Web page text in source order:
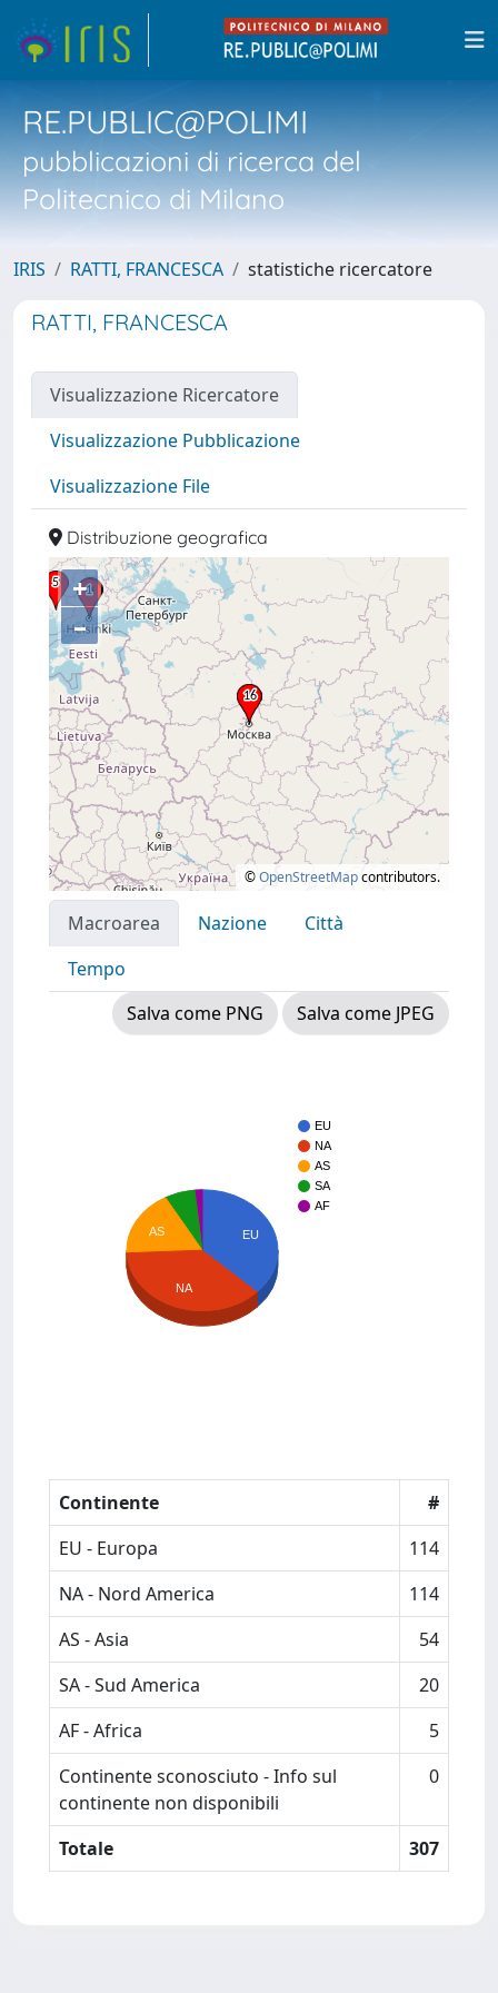
RE.PUBLIC@POLIMI
pubblicazioni di ricerca del
Politecnico di Milano
IRIS RATTI, FRANCESCA statistiche ricercatore
RATTI, FRANCESCA
Visualizzazione Ricercatore
Visualizzazione Pubblicazione
Visualizzazione File
Distribuzione geografica
+
–
©OpenStreetMapcontributors.
Macroarea Nazione
Città
Tempo
Salva come PNG
Salva come JPEG
EU
NA
AS
SA
AF
EU
AS
NA
Continente
#
EU - Europa
114
NA - Nord America
114
AS - Asia
54
SA - Sud America
20
AF - Africa
5
Continente sconosciuto - Info sul
continente non disponibili
0
Totale 307